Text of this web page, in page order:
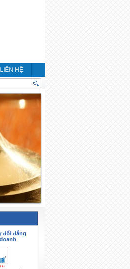
LIÊN HỆ
đổi đăng